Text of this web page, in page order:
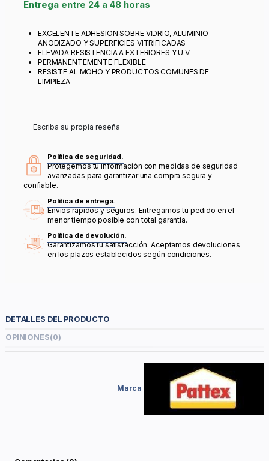
Entrega entre 24 a 48 horas
EXCELENTE ADHESION SOBRE VIDRIO, ALUMINIO
ANODIZADO Y SUPERFICIES VITRIFICADAS
ELEVADA RESISTENCIA A EXTERIORES Y U.V
PERMANENTEMENTE FLEXIBLE
RESISTE AL MOHO Y PRODUCTOS COMUNES DE
LIMPIEZA
Escriba su propia reseña
Política de seguridad.
Protegemos tu información con medidas de seguridad
avanzadas para garantizar una compra segura y
confiable.
Política de entrega.
Envíos rápidos y seguros. Entregamos tu pedido en el
menor tiempo posible con total garantía.
Política de devolución.
Garantizamos tu satisfacción. Aceptamos devoluciones
en los plazos establecidos según condiciones.
DETALLES DEL PRODUCTO
OPINIONES(0)
Marca